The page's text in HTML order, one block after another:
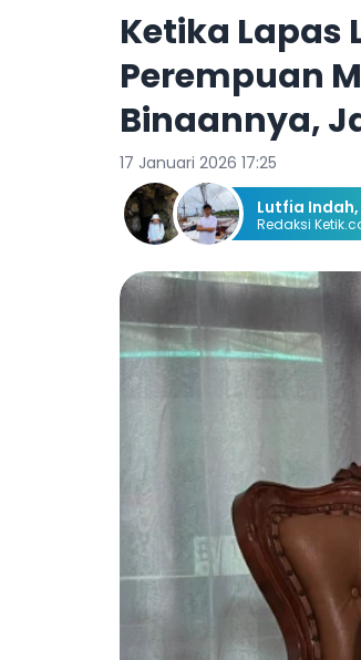
Ketika Lapas
Perempuan
Binaannya,
17 Januari 2026 17:25
Lutfia Indah,
Redaksi